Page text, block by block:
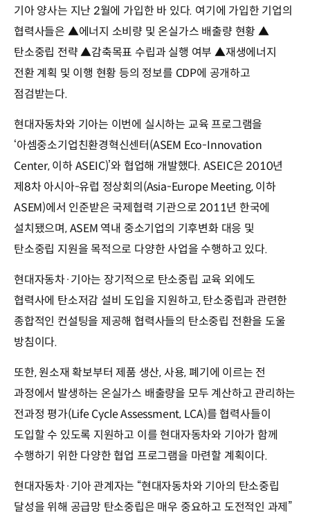
기아 양사는 지난 2월에 가입한 바 있다. 여기에 가입한 기업의
협력사들은 ▲에너지 소비량 및 온실가스 배출량 현황 ▲
탄소중립 전략 ▲감축목표 수립과 실행 여부 ▲재생에너지
전환 계획 및 이행 현황 등의 정보를 CDP에 공개하고
점검받는다.
현대자동차와 기아는 이번에 실시하는 교육 프로그램을
‘아셈중소기업친환경혁신센터(ASEM Eco-Innovation
Center, 이하 ASEIC)’와 협업해 개발했다. ASEIC은 2010년
제8차 아시아-유럽 정상회의(Asia-Europe Meeting, 이하
ASEM)에서 인준받은 국제협력 기관으로 2011년 한국에
설치됐으며, ASEM 역내 중소기업의 기후변화 대응 및
탄소중립 지원을 목적으로 다양한 사업을 수행하고 있다.
현대자동차·기아는 장기적으로 탄소중립 교육 외에도
협력사에 탄소저감 설비 도입을 지원하고, 탄소중립과 관련한
종합적인 컨설팅을 제공해 협력사들의 탄소중립 전환을 도울
방침이다.
또한, 원소재 확보부터 제품 생산, 사용, 폐기에 이르는 전
과정에서 발생하는 온실가스 배출량을 모두 계산하고 관리하는
전과정 평가(Life Cycle Assessment, LCA)를 협력사들이
도입할 수 있도록 지원하고 이를 현대자동차와 기아가 함께
수행하기 위한 다양한 협업 프로그램을 마련할 계획이다.
현대자동차·기아 관계자는 “현대자동차와 기아의 탄소중립
달성을 위해 공급망 탄소중립은 매우 중요하고 도전적인 과제”